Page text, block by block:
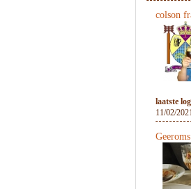
colson
laatste
11/02/